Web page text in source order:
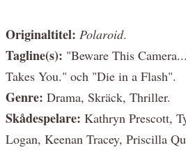
Originaltitel: Polaroid.
Tagline(s): "Beware This
Takes You." och "Die in a Flash".
Genre: Drama, Skräck, Thriller.
Skådespelare: Kathryn Prescott,
Logan, Keenan Tracey, Priscilla